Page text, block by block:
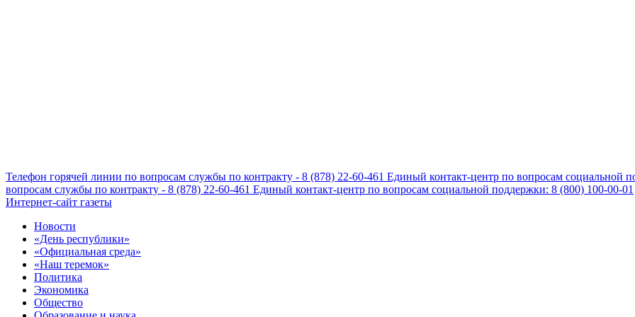
Телефон горячей линии по вопросам службы по контракту - 8 (878) 22-60-461 Единый контакт-центр по вопросам социальной
вопросам службы по контракту - 8 (878) 22-60-461 Единый контакт-центр по вопросам социальной поддержки: 8 (800) 100-00-01
Интернет-сайт газеты
Новости
«День республики»
«Официальная среда»
«Наш теремок»
Политика
Экономика
Общество